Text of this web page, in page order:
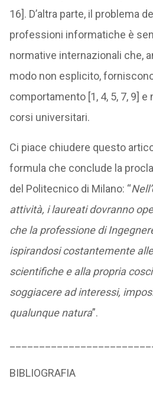
16]. D’altra parte, il problema
professioni informatiche è
normative internazionali che,
modo non esplicito,
comportamento [1, 4, 5, 7, 9] e
corsi universitari.
Ci piace chiudere questo
formula che conclude la
del Politecnico di Milano: “
attività, i laureati dovranno
che la professione di
ispirandosi costantemente
scientifiche e alla propria
soggiacere ad interessi,
qualunque natura”.
BIBLIOGRAFIA